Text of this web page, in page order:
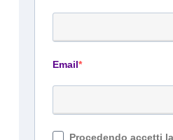
Email
Procedendo accetti